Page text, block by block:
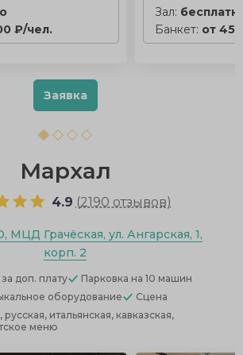
₽/чел.
Зал:
Банкет: от
Заявка
Мархал
4.9 (2190 отзывов)
МЦД Грачёская, ул. Ангарская, 1,
корп. 2
за доп. плату Парковка на 10 машин
оборудование
Сцена
итальянская, кавказская,
меню